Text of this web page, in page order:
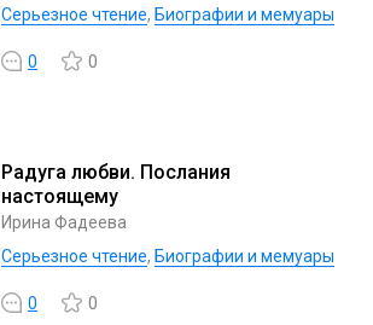
Серьезное чтение, Биографии и мемуары
0 0
Радуга любви. Послания
настоящему
Ирина Фадеева
Серьезное чтение, Биографии и мемуары
0 0